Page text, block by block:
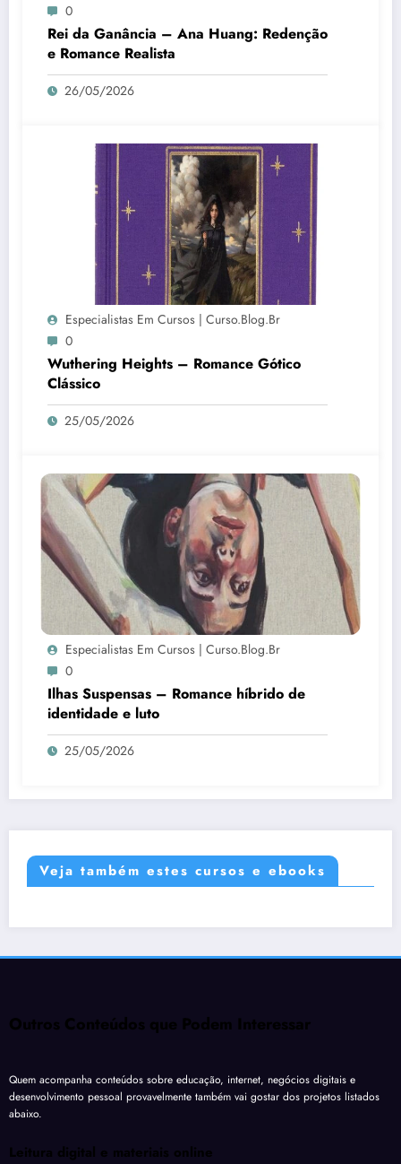
0
Rei da Ganância – Ana Huang: Redenção
e Romance Realista
26/05/2026
Especialistas Em Cursos | Curso.blog.br
0
Wuthering Heights – Romance Gótico
Clássico
25/05/2026
Especialistas Em Cursos | Curso.blog.br
0
Ilhas Suspensas – Romance híbrido de
identidade e luto
25/05/2026
Veja também estes cursos e ebooks
Outros Conteúdos que Podem Interessar
Quem acompanha conteúdos sobre educação, internet, negócios digitais e
desenvolvimento pessoal provavelmente também vai gostar dos projetos listados
abaixo.
Leitura digital e materiais online